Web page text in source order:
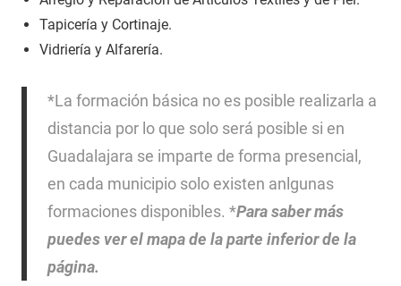
Tapicería y Cortinaje.
Vidriería y Alfarería.
*La formación básica no es posible realizarla a
distancia por lo que solo será posible si en
Guadalajara se imparte de forma presencial,
en cada municipio solo existen anlgunas
formaciones disponibles. *Para saber más
puedes ver el mapa de la parte inferior de la
página.